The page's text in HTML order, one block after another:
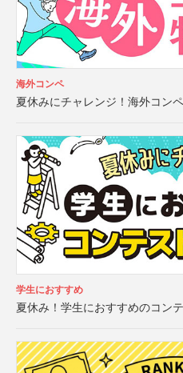
海外コンペ
夏休みにチャレンジ！海外コン
学生におすすめ
夏休み！学生におすすめのコン